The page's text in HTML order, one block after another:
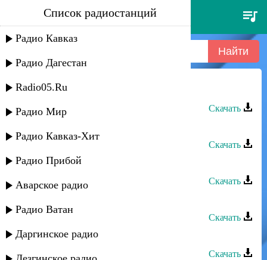
хадис сабиев - схожу с ума
Список радиостанций
Радио Кавказ
Радио Дагестан
Radio05.Ru
Радио Мир
Радио Кавказ-Хит
Радио Прибой
Аварское радио
Радио Ватан
Даргинское радио
Хадис Сабиев - Схожу с Ума
Скачать
Скачать
Хадис Сабиев - Сладкая ложь
Скачать
Скачать
Хадис Сабиев - Великая любовь
Скачать